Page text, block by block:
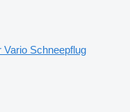
Vario Schneepflug